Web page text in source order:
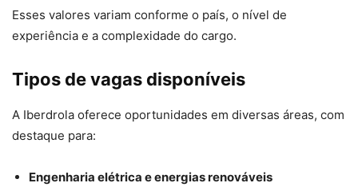
Esses valores variam conforme o país, o nível de
experiência e a complexidade do cargo.
Tipos de vagas disponíveis
A Iberdrola oferece oportunidades em diversas áreas, com
destaque para:
Engenharia elétrica e energias renováveis